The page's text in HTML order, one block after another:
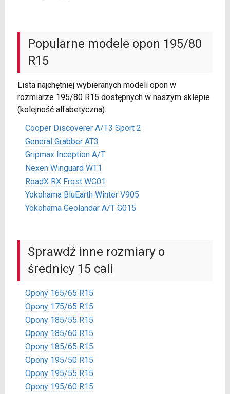
Popularne modele opon 195/80
R15
Lista najchętniej wybieranych modeli opon w
rozmiarze 195/80 R15 dostępnych w naszym sklepie
(kolejność alfabetyczna).
Cooper Discoverer A/T3 Sport 2
General Grabber AT3
Gripmax Inception A/T
Nexen Winguard WT1
RoadX RX Frost WC01
Yokohama BluEarth Winter V905
Yokohama Geolandar A/T G015
Sprawdź inne rozmiary o
średnicy 15 cali
Opony 165/65 R15
Opony 175/65 R15
Opony 185/55 R15
Opony 185/60 R15
Opony 185/65 R15
Opony 195/50 R15
Opony 195/55 R15
Opony 195/60 R15